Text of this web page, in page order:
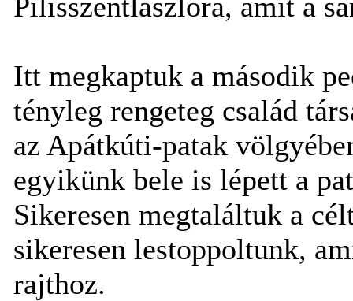
Itt megkaptuk a második
tényleg rengeteg család
az Apátkúti-patak
egyikünk bele is lépett a
Sikeresen megtaláltuk a
sikeresen lestoppoltunk,
rajthoz.